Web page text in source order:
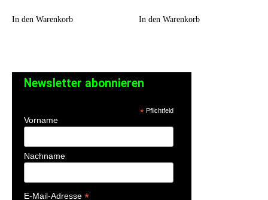
In den Warenkorb In den Warenkorb
Newsletter abonnieren
*Pflichtfeld
Vorname
Nachname
E-Mail-Adresse